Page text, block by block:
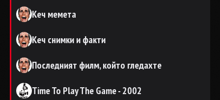
Кеч мемета
Кеч снимки и факти
Последният филм, който гледахте
Time To Play The Game - 2002